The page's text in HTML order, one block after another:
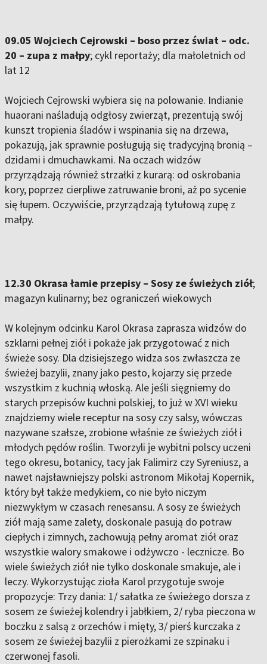
09.05 Wojciech Cejrowski – boso przez świat – odc.
20 – zupa z małpy; cykl reportaży; dla małoletnich od
lat 12
Wojciech Cejrowski wybiera się na polowanie. Indianie
huaorani naśladują odgłosy zwierząt, prezentują swój
kunszt tropienia śladów i wspinania się na drzewa,
pokazują, jak sprawnie posługują się tradycyjną bronią –
dzidami i dmuchawkami. Na oczach widzów
przyrządzają również strzałki z kurarą: od oskrobania
kory, poprzez cierpliwe zatruwanie broni, aż po sycenie
się łupem. Oczywiście, przyrządzają tytułową zupę z
małpy.
12.30 Okrasa łamie przepisy – Sosy ze świeżych ziół;
magazyn kulinarny; bez ograniczeń wiekowych
W kolejnym odcinku Karol Okrasa zaprasza widzów do
szklarni pełnej ziół i pokaże jak przygotować z nich
świeże sosy. Dla dzisiejszego widza sos zwłaszcza ze
świeżej bazylii, znany jako pesto, kojarzy się przede
wszystkim z kuchnią włoską. Ale jeśli sięgniemy do
starych przepisów kuchni polskiej, to już w XVI wieku
znajdziemy wiele receptur na sosy czy salsy, wówczas
nazywane szałsze, zrobione właśnie ze świeżych ziół i
młodych pędów roślin. Tworzyli je wybitni polscy uczeni
tego okresu, botanicy, tacy jak Falimirz czy Syreniusz, a
nawet najsławniejszy polski astronom Mikołaj Kopernik,
który był także medykiem, co nie było niczym
niezwykłym w czasach renesansu. A sosy ze świeżych
ziół mają same zalety, doskonale pasują do potraw
ciepłych i zimnych, zachowują pełny aromat ziół oraz
wszystkie walory smakowe i odżywczo - lecznicze. Bo
wiele świeżych ziół nie tylko doskonale smakuje, ale i
leczy. Wykorzystując zioła Karol przygotuje swoje
propozycje: Trzy dania: 1/ sałatka ze świeżego dorsza z
sosem ze świeżej kolendry i jabłkiem, 2/ ryba pieczona w
boczku z salsą z orzechów i mięty, 3/ pierś kurczaka z
sosem ze świeżej bazylii z pierożkami ze szpinaku i
czerwonej fasoli.